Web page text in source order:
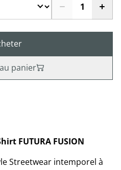
panier
FUTURA FUSION
Streetwear intemporel à